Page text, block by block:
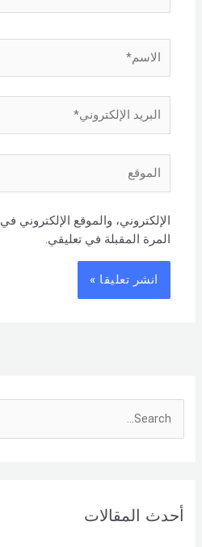
الإلكتروني*
الإلكتروني، والموقع الإلكتروني
المرة المقبلة في تعليقي.
cأحدث المقالات